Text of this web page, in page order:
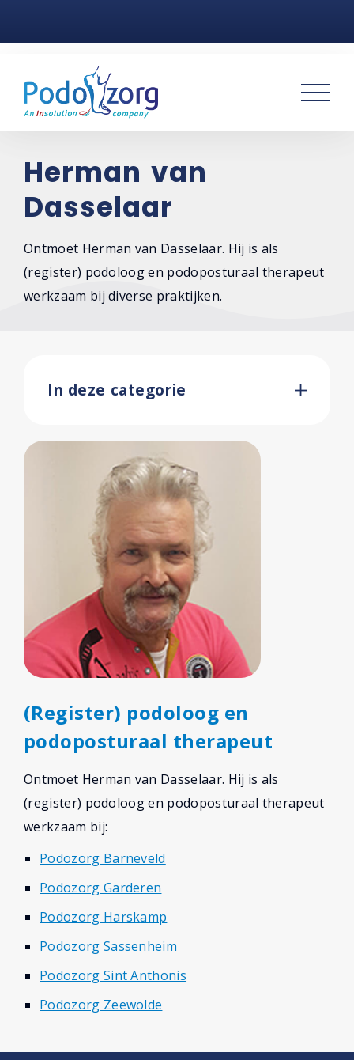
Voetklachten
Podotherapie
Praktijken
Over ons
Contact
Herman van
Dasselaar
Ontmoet Herman van Dasselaar. Hij is als
(register) podoloog en podoposturaal therapeut
werkzaam bij diverse praktijken.
In deze categorie
(Register) podoloog en
podoposturaal therapeut
Ontmoet Herman van Dasselaar. Hij is als
(register) podoloog en podoposturaal therapeut
werkzaam bij:
Podozorg Barneveld
Podozorg Garderen
Podozorg Harskamp
Podozorg Sassenheim
Podozorg Sint Anthonis
Podozorg Zeewolde